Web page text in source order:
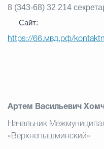
8 (343-68) 32 214
Сайт:
https://66.мвд.рф/
Артем Васильевич
Начальник
«Верхнепышминский»